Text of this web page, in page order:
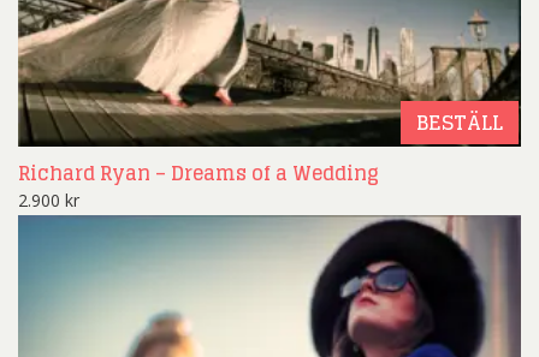
BESTÄLL
Richard Ryan – Dreams of a Wedding
2.900 kr